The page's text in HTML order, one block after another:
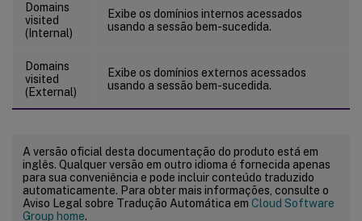
Domains
visited
(Internal)
Exibe os domínios internos acessados
usando a sessão bem-sucedida.
Domains
visited
(External)
Exibe os domínios externos acessados
usando a sessão bem-sucedida.
A versão oficial desta documentação do produto está em
inglês. Qualquer versão em outro idioma é fornecida apenas
para sua conveniência e pode incluir conteúdo traduzido
automaticamente. Para obter mais informações, consulte o
Aviso Legal sobre Tradução Automática em Cloud Software
Group home.